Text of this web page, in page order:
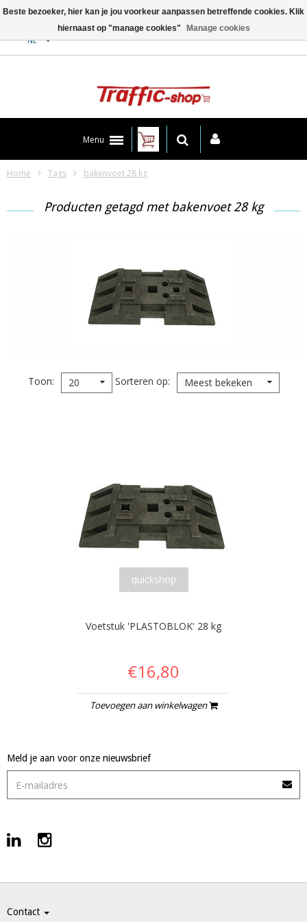
NL
Menu
Home Tags bakenvoet 28 kg
Producten getagd met bakenvoet 28 kg
Toon 20 Sorteren op Meest bekeken
quickshop
Voetstuk 'PLASTOBLOK' 28 kg
€16,80
Toevoegen aan winkelwagen
Meld je aan voor onze nieuwsbrief
Contact
Beste bezoeker, hier kan je jou voorkeur aanpassen betreffende cookies. Klik
hiernaast op "manage cookies"
Manage cookies